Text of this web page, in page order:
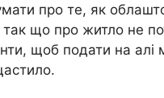
про те, як
що про житло не
щоб подати на